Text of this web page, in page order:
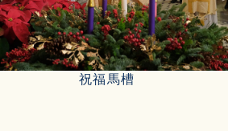
祝福馬槽